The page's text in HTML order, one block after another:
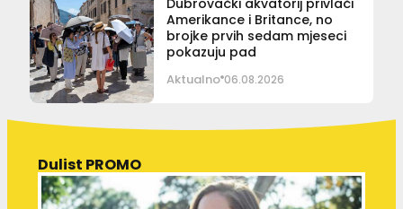
Amerikance i Britance, no
brojke prvih sedam mjeseci
pokazuju pad
Aktualno 06.08.2026
Dulist PROMO